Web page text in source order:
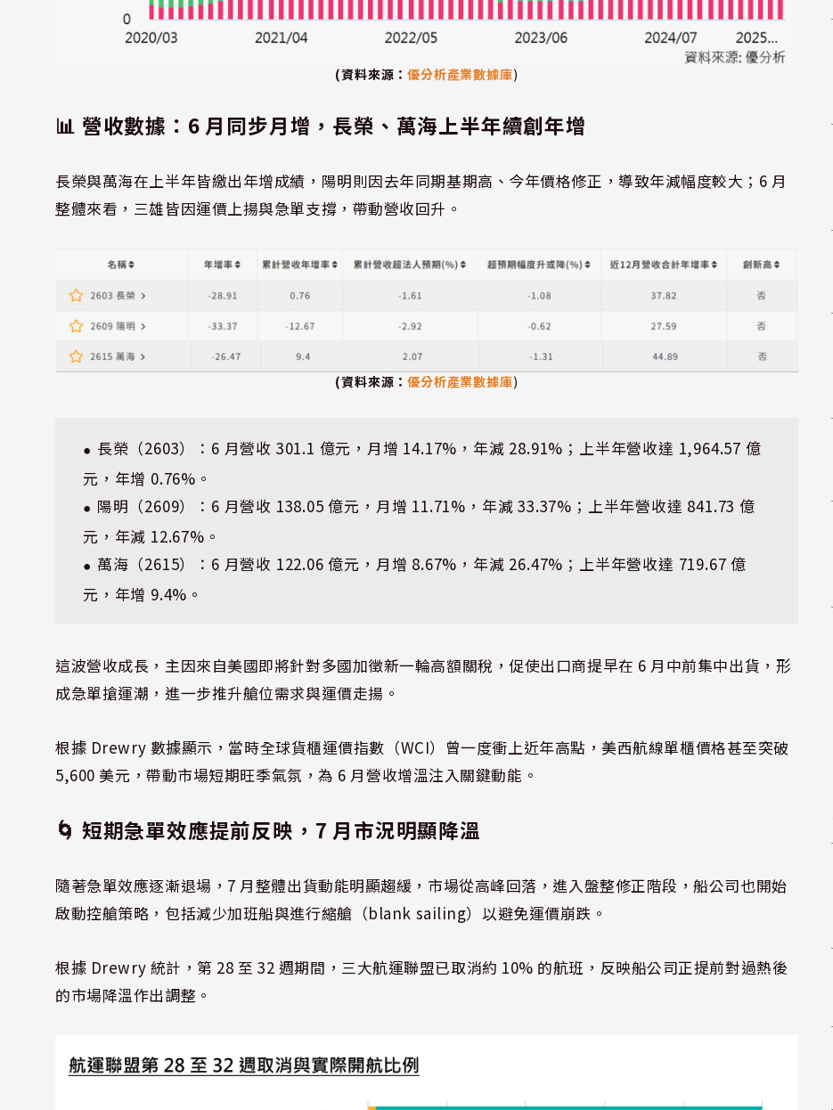
(資料來源：優分析產業數據庫)
📊 營收數據：6 月同步月增，長榮、萬海上半年續創年增
長榮與萬海在上半年皆繳出年增成績，陽明則因去年同期基期高、今年價格修正，導致年減幅度較大；6 月
整體來看，三雄皆因運價上揚與急單支撐，帶動營收回升。
(資料來源：優分析產業數據庫)
⏺ 長榮（2603）：6 月營收 301.1 億元，月增 14.17%，年減 28.91%；上半年營收達 1,964.57 億
元，年增 0.76%。
⏺ 陽明（2609）：6 月營收 138.05 億元，月增 11.71%，年減 33.37%；上半年營收達 841.73 億
元，年減 12.67%。
⏺ 萬海（2615）：6 月營收 122.06 億元，月增 8.67%，年減 26.47%；上半年營收達 719.67 億
元，年增 9.4%。
這波營收成長，主因來自美國即將針對多國加徵新一輪高額關稅，促使出口商提早在 6 月中前集中出貨，形
成急單搶運潮，進一步推升艙位需求與運價走揚。
根據 Drewry 數據顯示，當時全球貨櫃運價指數（WCI）曾一度衝上近年高點，美西航線單櫃價格甚至突破
5,600 美元，帶動市場短期旺季氣氛，為 6 月營收增溫注入關鍵動能。
🌀 短期急單效應提前反映，7 月市況明顯降溫
隨著急單效應逐漸退場，7 月整體出貨動能明顯趨緩，市場從高峰回落，進入盤整修正階段，船公司也開始
啟動控艙策略，包括減少加班船與進行縮艙（blank sailing）以避免運價崩跌。
根據 Drewry 統計，第 28 至 32 週期間，三大航運聯盟已取消約 10% 的航班，反映船公司正提前對過熱後
的市場降溫作出調整。